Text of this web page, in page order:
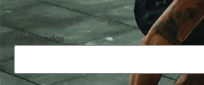
Jūsų vardas